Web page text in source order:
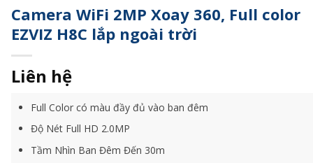
Camera WiFi 2MP Xoay 360, Full color
EZVIZ H8C lắp ngoài trời
Liên hệ
Full Color có màu đầy đủ vào ban đêm
Độ Nét Full HD 2.0MP
Tầm Nhìn Ban Đêm Đến 30m